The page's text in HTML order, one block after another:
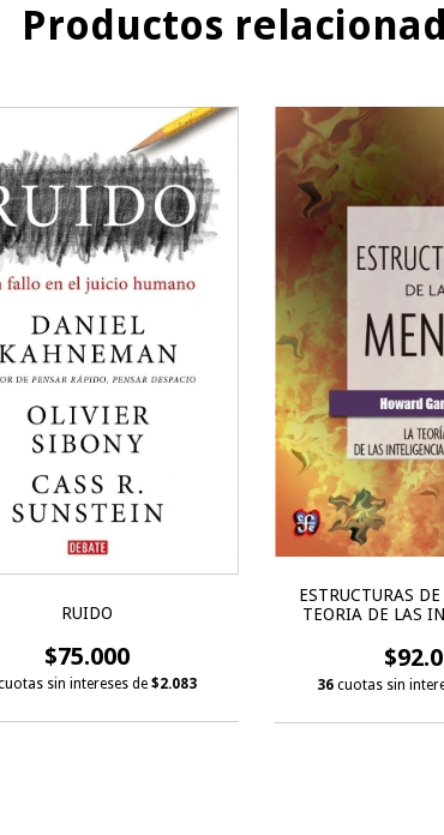
Productos
RUIDO
$75.000
sin intereses de $2.083
ESTRUCTURAS
TEORIA DE LAS
36 cuotas sin